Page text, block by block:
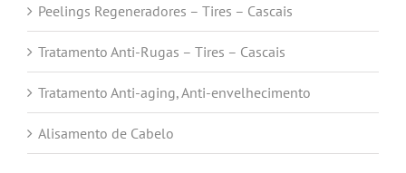
Peelings Regeneradores – Tires – Cascais
Tratamento Anti-Rugas – Tires – Cascais
Tratamento Anti-aging, Anti-envelhecimento
Alisamento de Cabelo